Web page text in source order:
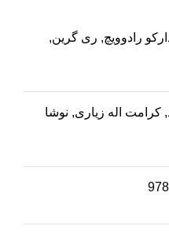
رادوویچ, ری گرین,
اله زیاری, نوشا